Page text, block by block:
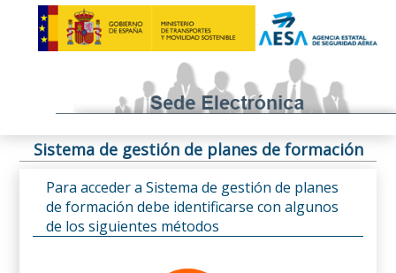
Sistema de gestión de planes de formación
Para acceder a Sistema de gestión de planes
de formación debe identificarse con algunos
de los siguientes métodos